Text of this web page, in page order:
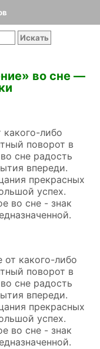
во сне —
какого-либо
поворот в
сне радость
впереди.
прекрасных
успех.
во сне - знак
какого-либо
поворот в
сне радость
впереди.
прекрасных
успех.
во сне - знак